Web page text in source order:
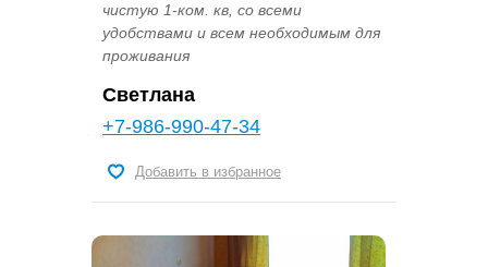
чистую 1-ком. кв, со всеми
удобствами и всем необходимым для
проживания
Светлана
+7-986-990-47-34
Добавить в избранное